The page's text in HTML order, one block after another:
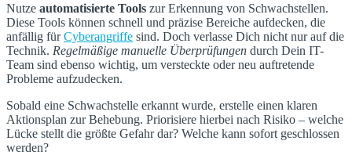
Nutze automatisierte Tools zur Erkennung von Schwachstellen.
Diese Tools können schnell und präzise Bereiche aufdecken, die
anfällig fürCyberangriffe sind. Doch verlasse Dich nicht nur auf die
Technik. Regelmäßige manuelle Überprüfungen durch Dein IT-
Team sind ebenso wichtig, um versteckte oder neu auftretende
Probleme aufzudecken.
Sobald eine Schwachstelle erkannt wurde, erstelle einen klaren
Aktionsplan zur Behebung. Priorisiere hierbei nach Risiko – welche
Lücke stellt die größte Gefahr dar? Welche kann sofort geschlossen
werden?